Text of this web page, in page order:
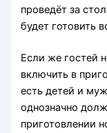
проведёт за
будет готовить
Если же гостей
включить в
есть детей и
однозначно
приготовлении